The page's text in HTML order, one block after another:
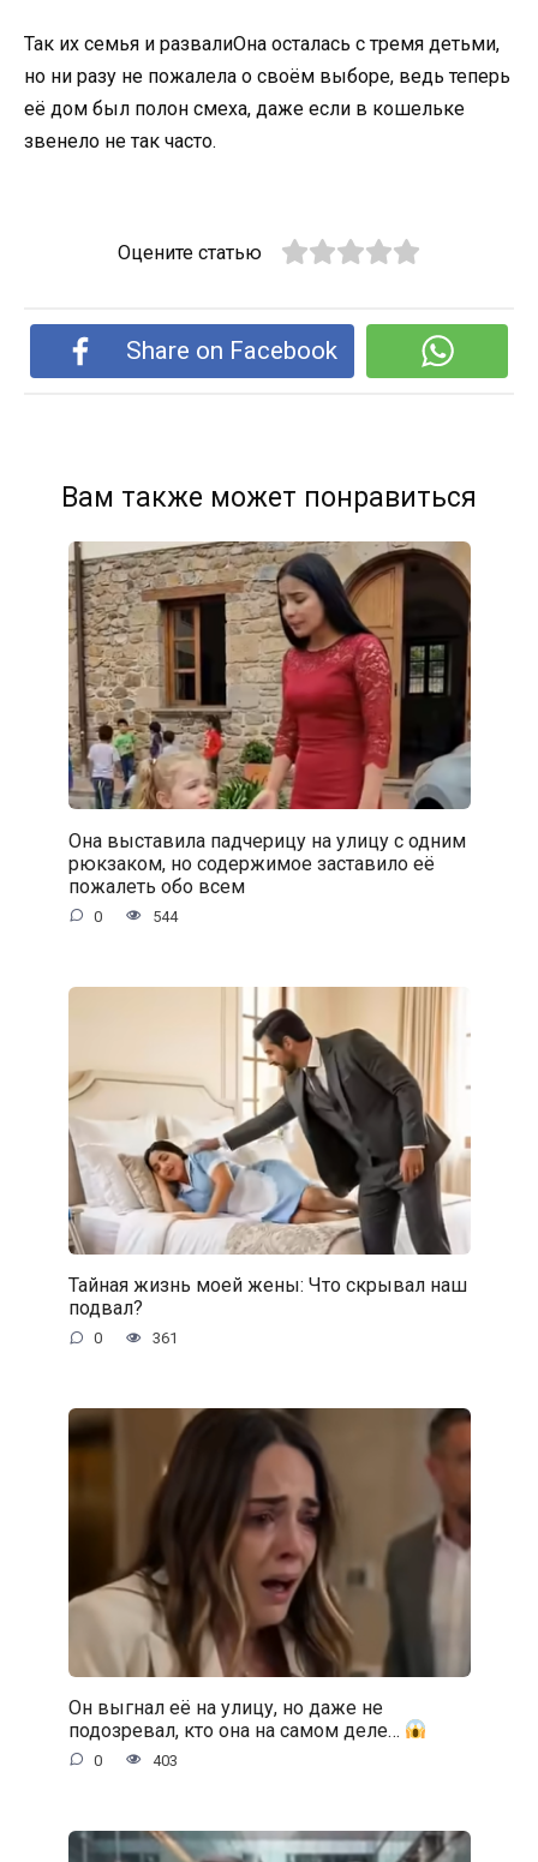
Так их семья и развалиОна осталась с тремя детьми,
но ни разу не пожалела о своём выборе, ведь теперь
её дом был полон смеха, даже если в кошельке
звенело не так часто.
Оцените статью
Share on Facebook
Вам также может понравиться
Она выставила падчерицу на улицу с одним
рюкзаком, но содержимое заставило её
пожалеть обо всем
0 544
Тайная жизнь моей жены: Что скрывал наш
подвал?
0 361
Он выгнал её на улицу, но даже не
подозревал, кто она на самом деле…
0 403